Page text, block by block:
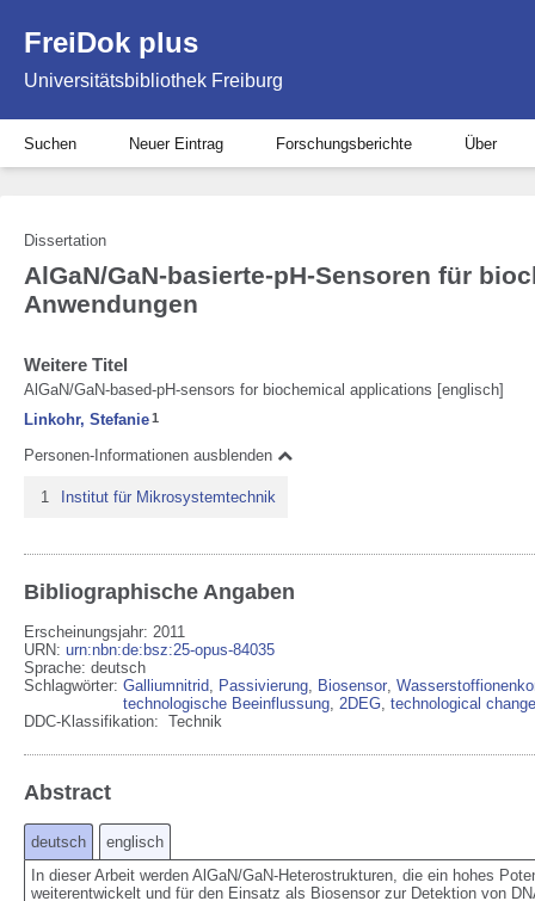
FreiDok plus
Universitätsbibliothek Freiburg
Suchen Neuer Eintrag Forschungsberichte Über
Dissertation
AlGaN/GaN-basierte-pH-Sensoren für
Anwendungen
Weitere Titel
AlGaN/GaN-based-pH-sensors for biochemical applications [englisch]
Linkohr, Stefanie1
Personen-Informationen ausblenden
1 Institut für Mikrosystemtechnik
Bibliographische Angaben
Erscheinungsjahr: 2011
URN: urn:nbn:de:bsz:25-opus-84035
Sprache: deutsch
Schlagwörter: Galliumnitrid, Passivierung, Biosensor,
technologische Beeinflussung, 2DEG, technological change
DDC-Klassifikation: Technik
Abstract
deutsch
englisch
In dieser Arbeit werden AlGaN/GaN-Heterostrukturen, die ein hohes
weiterentwickelt und für den Einsatz als Biosensor zur Detektion von